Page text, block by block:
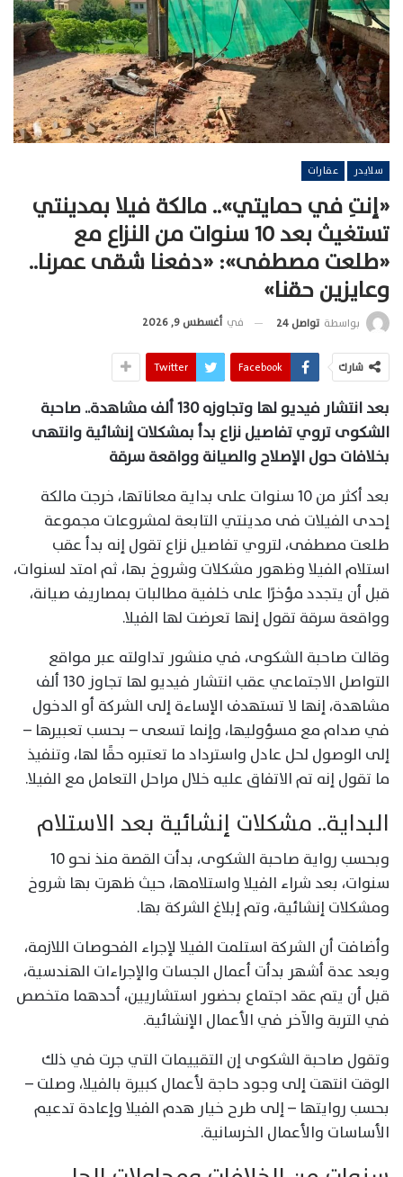
سلايدر عقارات
«إنتِ في حمايتي».. مالكة فيلا بمدينتي
تستغيث بعد 10 سنوات من النزاع مع
«طلعت مصطفى»: «دفعنا شقى عمرنا..
وعايزين حقنا»
بواسطة تواصل 24 في أغسطس 9, 2026
شارك Facebook
Twitter
بعد انتشار فيديو لها وتجاوزه 130 ألف مشاهدة.. صاحبة
الشكوى تروي تفاصيل نزاع بدأ بمشكلات إنشائية وانتهى
بخلافات حول الإصلاح والصيانة وواقعة سرقة
بعد أكثر من 10 سنوات على بداية معاناتها، خرجت مالكة
إحدى الفيلات فى مدينتي التابعة لمشروعات مجموعة
طلعت مصطفى، لتروي تفاصيل نزاع تقول إنه بدأ عقب
استلام الفيلا وظهور مشكلات وشروخ بها، ثم امتد لسنوات،
قبل أن يتجدد مؤخرًا على خلفية مطالبات بمصاريف صيانة،
وواقعة سرقة تقول إنها تعرضت لها الفيلا.
وقالت صاحبة الشكوى، في منشور تداولته عبر مواقع
التواصل الاجتماعي عقب انتشار فيديو لها تجاوز 130 ألف
مشاهدة، إنها لا تستهدف الإساءة إلى الشركة أو الدخول
في صدام مع مسؤوليها، وإنما تسعى – بحسب تعبيرها –
إلى الوصول لحل عادل واسترداد ما تعتبره حقًا لها، وتنفيذ
ما تقول إنه تم الاتفاق عليه خلال مراحل التعامل مع الفيلا.
البداية.. مشكلات إنشائية بعد الاستلام
وبحسب رواية صاحبة الشكوى، بدأت القصة منذ نحو 10
سنوات، بعد شراء الفيلا واستلامها، حيث ظهرت بها شروخ
ومشكلات إنشائية، وتم إبلاغ الشركة بها.
وأضافت أن الشركة استلمت الفيلا لإجراء الفحوصات اللازمة،
وبعد عدة أشهر بدأت أعمال الجسات والإجراءات الهندسية،
قبل أن يتم عقد اجتماع بحضور استشاريين، أحدهما متخصص
في التربة والآخر في الأعمال الإنشائية.
وتقول صاحبة الشكوى إن التقييمات التي جرت في ذلك
الوقت انتهت إلى وجود حاجة لأعمال كبيرة بالفيلا، وصلت –
بحسب روايتها – إلى طرح خيار هدم الفيلا وإعادة تدعيم
الأساسات والأعمال الخرسانية.